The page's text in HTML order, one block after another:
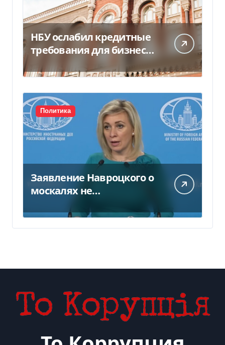
НБУ ослабил кредитные
требования для бизнеса
и аграриев из-за атак РФ
Политика
Заявление Навроцкого о
москалях не